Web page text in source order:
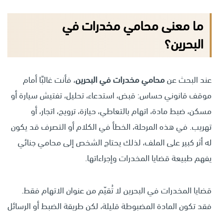
ما معنى محامي مخدرات في
البحرين؟
عند البحث عنمحامي مخدرات في البحرين، فأنت غالبًا أمام
موقف قانوني حساس: قبض، استدعاء، تحليل، تفتيش سيارة أو
مسكن، ضبط مادة، اتهام بالتعاطي، حيازة، ترويج، اتجار، أو
تهريب. في هذه المرحلة، الخطأ في الكلام أو التصرف قد يكون
له أثر كبير على الملف، لذلك يحتاج الشخص إلى محامي جنائي
يفهم طبيعة قضايا المخدرات وإجراءاتها.
قضايا المخدرات في البحرين لا تُقيّم من عنوان الاتهام فقط.
فقد تكون المادة المضبوطة قليلة، لكن طريقة الضبط أو الرسائل